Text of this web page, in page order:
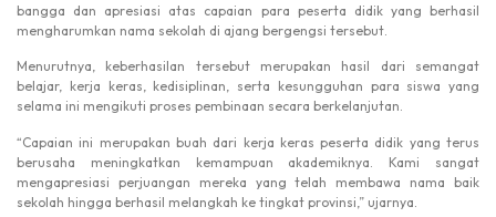
bangga dan apresiasi atas capaian para peserta didik yang berhasil
mengharumkan nama sekolah di ajang bergengsi tersebut.
Menurutnya, keberhasilan tersebut merupakan hasil dari semangat
belajar, kerja keras, kedisiplinan, serta kesungguhan para siswa yang
selama ini mengikuti proses pembinaan secara berkelanjutan.
“Capaian ini merupakan buah dari kerja keras peserta didik yang terus
berusaha meningkatkan kemampuan akademiknya. Kami sangat
mengapresiasi perjuangan mereka yang telah membawa nama baik
sekolah hingga berhasil melangkah ke tingkat provinsi,” ujarnya.